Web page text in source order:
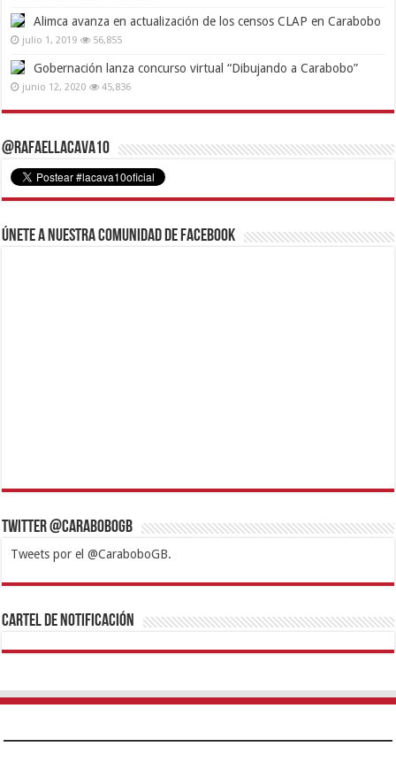
Alimca avanza en actualización de los censos CLAP en Carabobo
julio 1, 2019 56,855
Gobernación lanza concurso virtual “Dibujando a Carabobo”
junio 12, 2020 45,836
@RafaelLacava10
Únete a nuestra comunidad de Facebook
Twitter @CaraboboGB
Tweets por el @CaraboboGB.
1xbetBetturkeyBetistKralbetSupertotobetTipobetMatadorbetMariobet
https://mvbcasino.com/
Cartel de Notificación